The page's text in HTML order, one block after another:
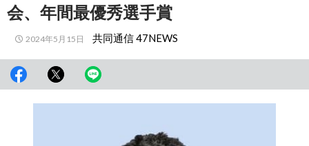
動会、年間最優秀選手賞
2024年5月15日 共同通信 47NEWS